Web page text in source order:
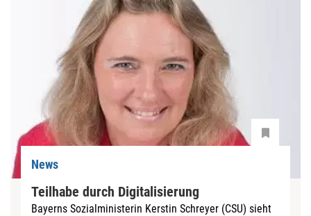
News
Teilhabe durch Digitalisierung
Bayerns Sozialministerin Kerstin Schreyer (CSU) sieht